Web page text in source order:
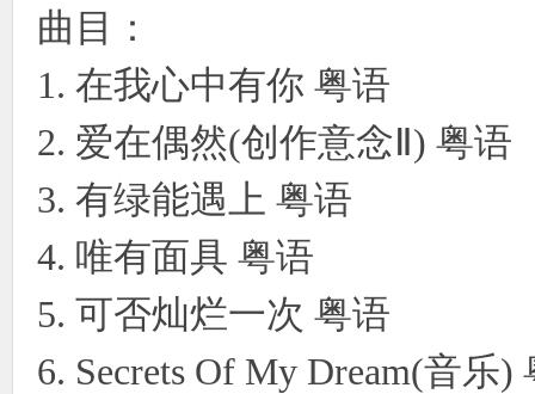
曲目：
1. 在我心中有你 粤语
2. 爱在偶然(创作意念Ⅱ) 粤语
3. 有绿能遇上 粤语
4. 唯有面具 粤语
5. 可否灿烂一次 粤语
6. Secrets Of My Dream(音乐)